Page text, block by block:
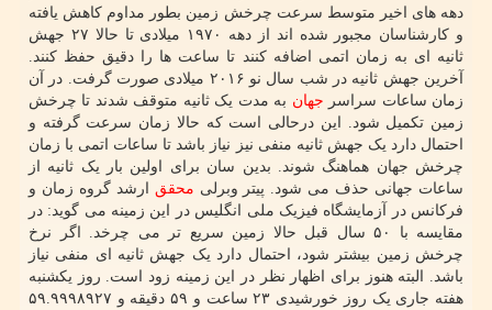
دهه های اخیر متوسط سرعت چرخش زمین بطور مداوم کاهش یافته
و کارشناسان مجبور شده اند از دهه ۱۹۷۰ میلادی تا حالا ۲۷ جهش
ثانیه ای به زمان اتمی اضافه کنند تا ساعت ها را دقیق حفظ کنند.
آخرین جهش ثانیه در شب سال نو ۲۰۱۶ میلادی صورت گرفت. در آن
زمان ساعات سراسر جهان به مدت یک ثانیه متوقف شدند تا چرخش
زمین تکمیل شود. این درحالی است که حالا زمان سرعت گرفته و
احتمال دارد یک جهش ثانیه منفی نیز نیاز باشد تا ساعات اتمی با زمان
چرخش جهان هماهنگ شوند. بدین سان برای اولین بار یک ثانیه از
ساعات جهانی حذف می شود. پیتر وبرلی محقق ارشد گروه زمان و
فرکانس در آزمایشگاه فیزیک ملی انگلیس در این زمینه می گوید: در
مقایسه با ۵۰ سال قبل حالا زمین سریع تر می چرخد. اگر نرخ
چرخش زمین بیشتر شود، احتمال دارد یک جهش ثانیه ای منفی نیاز
باشد. البته هنوز برای اظهار نظر در این زمینه زود است. روز یکشنبه
هفته جاری یک روز خورشیدی ۲۳ ساعت و ۵۹ دقیقه و ۵۹.۹۹۹۸۹۲۷